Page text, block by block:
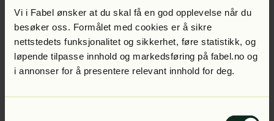
Vi i Fabel ønsker at du skal få en god opplevelse når du
besøker oss. Formålet med cookies er å sikre
nettstedets funksjonalitet og sikkerhet, føre statistikk, og
løpende tilpasse innhold og markedsføring på fabel.no og
i annonser for å presentere relevant innhold for deg.